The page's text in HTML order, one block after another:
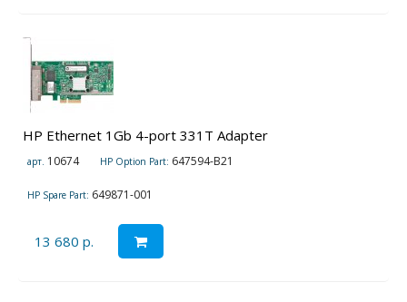
HP Ethernet 1Gb 4-port 331T Adapter
арт. 10674 HP Option Part: 647594-B21
HP Spare Part: 649871-001
13 680 р.